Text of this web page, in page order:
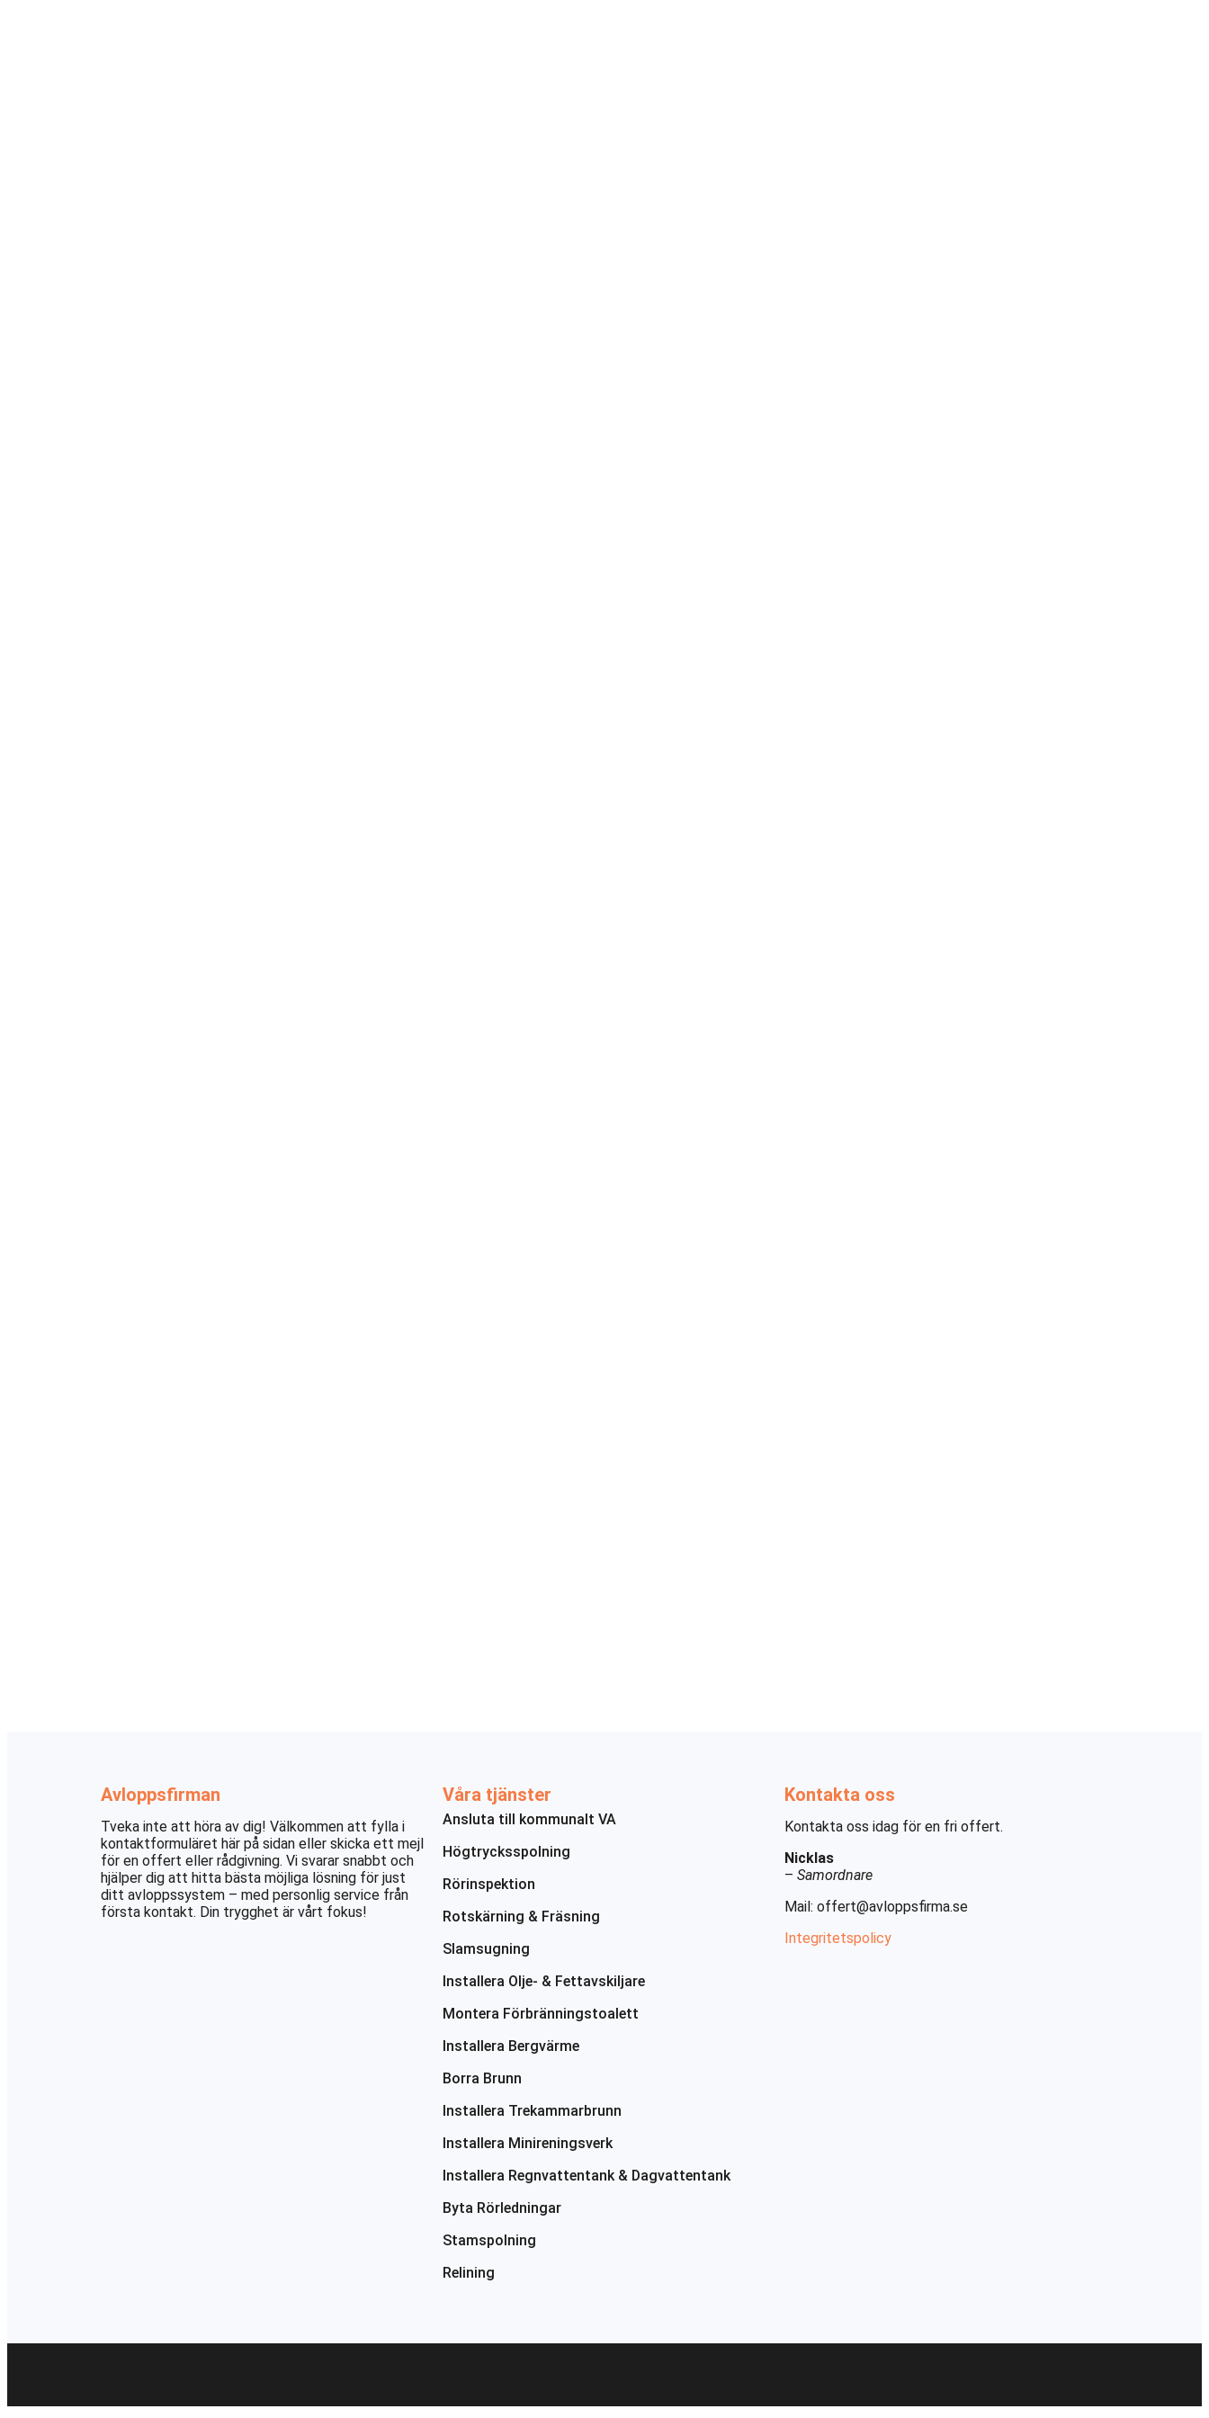
Avloppsfirman
Tveka inte att höra av dig! Välkommen att fylla i
kontaktformuläret här på sidan eller skicka ett mejl
för en offert eller rådgivning. Vi svarar snabbt och
hjälper dig att hitta bästa möjliga lösning för just
ditt avloppssystem – med personlig service från
första kontakt. Din trygghet är vårt fokus!
Våra tjänster
Ansluta till kommunalt VA
Högtrycksspolning
Rörinspektion
Rotskärning & Fräsning
Slamsugning
Installera Olje- & Fettavskiljare
Montera Förbränningstoalett
Installera Bergvärme
Borra Brunn
Installera Trekammarbrunn
Installera Minireningsverk
Installera Regnvattentank & Dagvattentank
Byta Rörledningar
Stamspolning
Relining
Kontakta oss
Kontakta oss idag för en fri offert.
Nicklas
– Samordnare
Mail: offert@avloppsfirma.se
Integritetspolicy